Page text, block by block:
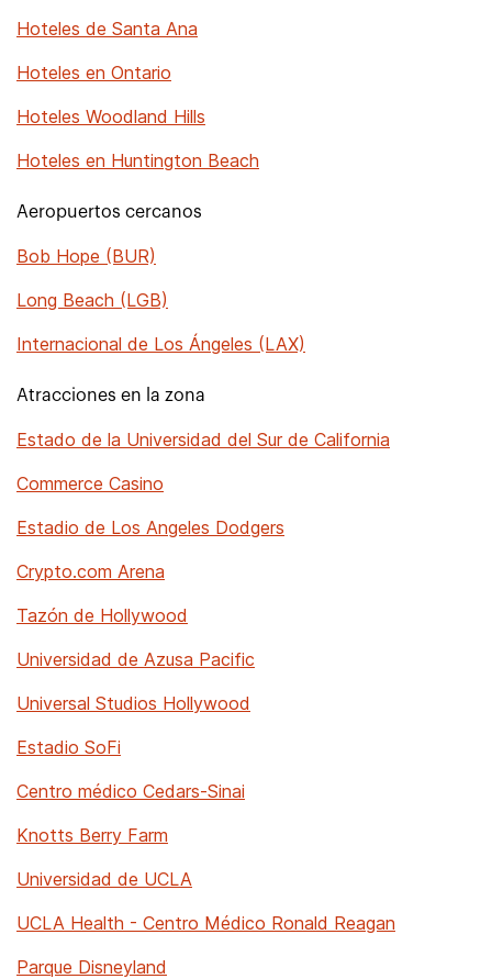
Hoteles de Santa Ana
Hoteles en Ontario
Hoteles Woodland Hills
Hoteles en Huntington Beach
Aeropuertos cercanos
Bob Hope (BUR)
Long Beach (LGB)
Internacional de Los Ángeles (LAX)
Atracciones en la zona
Estado de la Universidad del Sur de California
Commerce Casino
Estadio de Los Angeles Dodgers
Crypto.com Arena
Tazón de Hollywood
Universidad de Azusa Pacific
Universal Studios Hollywood
Estadio SoFi
Centro médico Cedars-Sinai
Knotts Berry Farm
Universidad de UCLA
UCLA Health - Centro Médico Ronald Reagan
Parque Disneyland